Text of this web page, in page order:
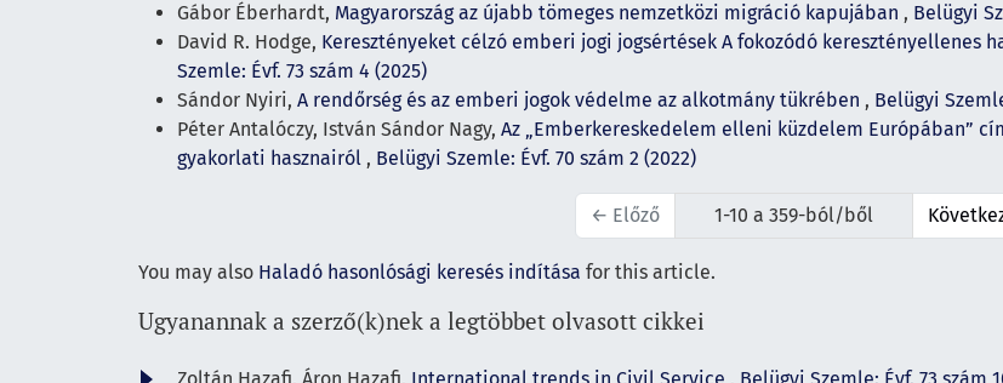
Gábor Éberhardt, Magyarország az újabb tömeges nemzetközi migráció kapujában , Belügyi
David R. Hodge, Keresztényeket célzó emberi jogi jogsértések A fokozódó keresztényellenes
Szemle: Évf. 73 szám 4 (2025)
Sándor Nyiri, A rendőrség és az emberi jogok védelme az alkotmány tükrében , Belügyi
Péter Antalóczy, István Sándor Nagy, Az „Emberkereskedelem elleni küzdelem Európában”
gyakorlati hasznairól , Belügyi Szemle: Évf. 70 szám 2 (2022)
← Előző 1-10 a 359-ból/ből
You may also Haladó hasonlósági keresés indítása for this article.
Ugyanannak a szerző(k)nek a legtöbbet olvasott cikkei